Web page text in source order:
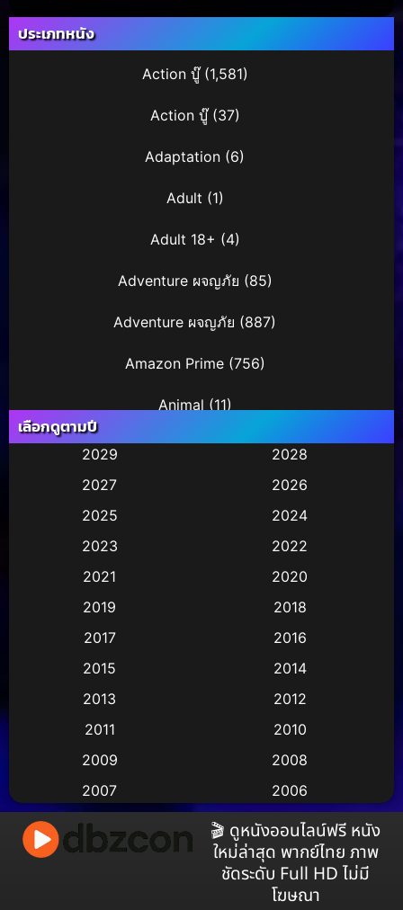
ประเภทหนัง
Action บู๊(1,581)
Action บู๊(37)
Adaptation (6)
Adult (1)
Adult 18+ (4)
Adventure ผจญภัย (85)
Adventure ผจญภัย (887)
Amazon Prime(756)
Animal (11)
Animation การ์ตูน(245)
Based on a True Story สร้างจากเรื่องจริง(3)
Based on a True Story เรื่องจริง(38)
Based on a True Story เรื่องจริง(73)
เลือกดูตามปี
2029
2028
2027
2026
2025
2024
2023
2022
2021
2020
2019
2018
2017
2016
2015
2014
2013
2012
2011
2010
2009
2008
2007
2006
2005
2004
2003
2002
2000
🎬 ดูหนังออนไลน์ฟรี หนัง
ใหม่ล่าสุด พากย์ไทย ภาพ
ชัดระดับ Full HD ไม่มี
โฆษณา